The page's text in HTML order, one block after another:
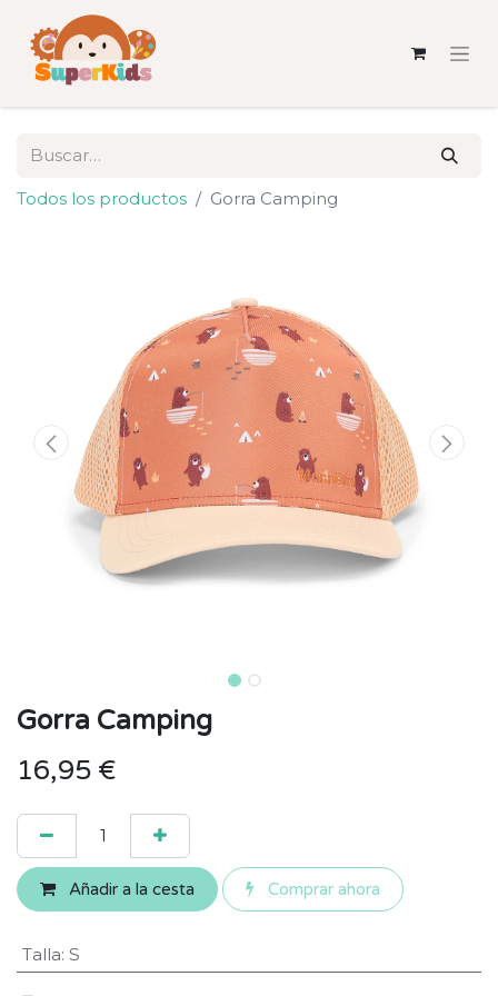
Todos los productos Gorra Camping
Gorra Camping
16,95 €
Añadir a la cesta Comprar ahora
Talla: S